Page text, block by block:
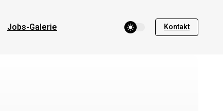
Jobs-Galerie theme switcher Kontakt